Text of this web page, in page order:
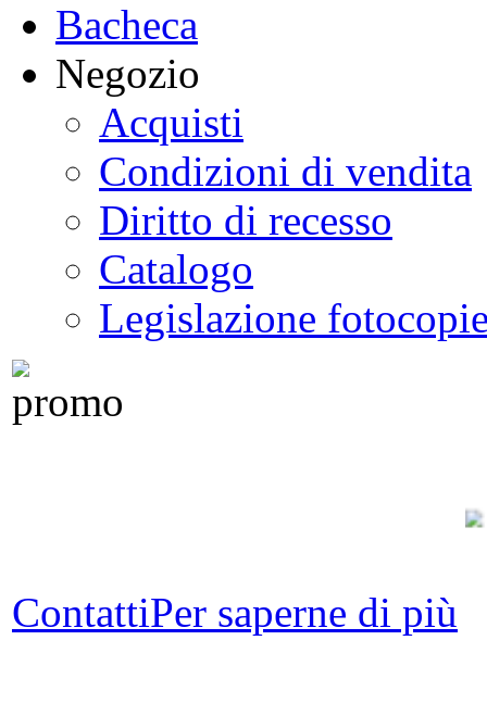
Bacheca
Negozio
Acquisti
Condizioni di vendita
Diritto di recesso
Catalogo
Legislazione
ContattiPer saperne di più